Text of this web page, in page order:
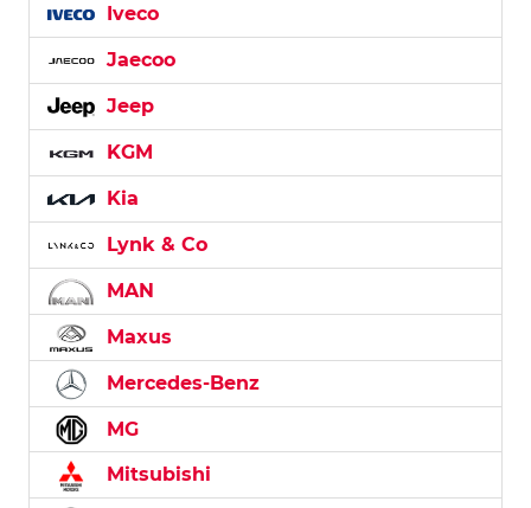
Iveco
Jaecoo
Jeep
KGM
Kia
Lynk & Co
MAN
Maxus
Mercedes-Benz
MG
Mitsubishi